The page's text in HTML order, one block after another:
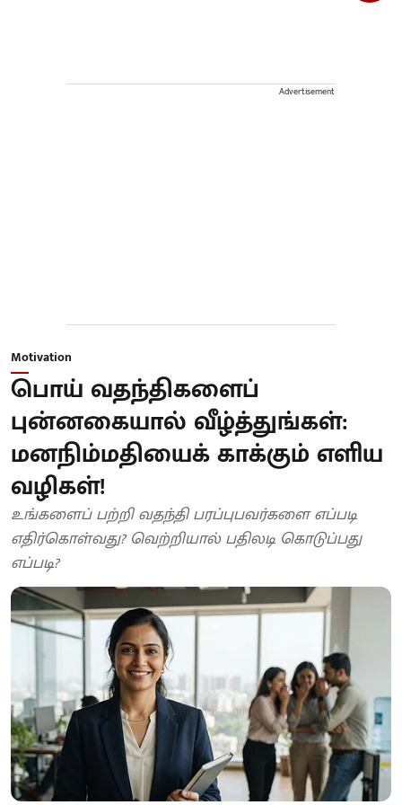
Advertisement
Motivation
பொய் வதந்திகளைப்
புன்னகையால் வீழ்த்துங்கள்:
மனநிம்மதியைக் காக்கும் எளிய
வழிகள்!
உங்களைப் பற்றி வதந்தி பரப்புபவர்களை எப்படி
எதிர்கொள்வது? வெற்றியால் பதிலடி கொடுப்பது
எப்படி?